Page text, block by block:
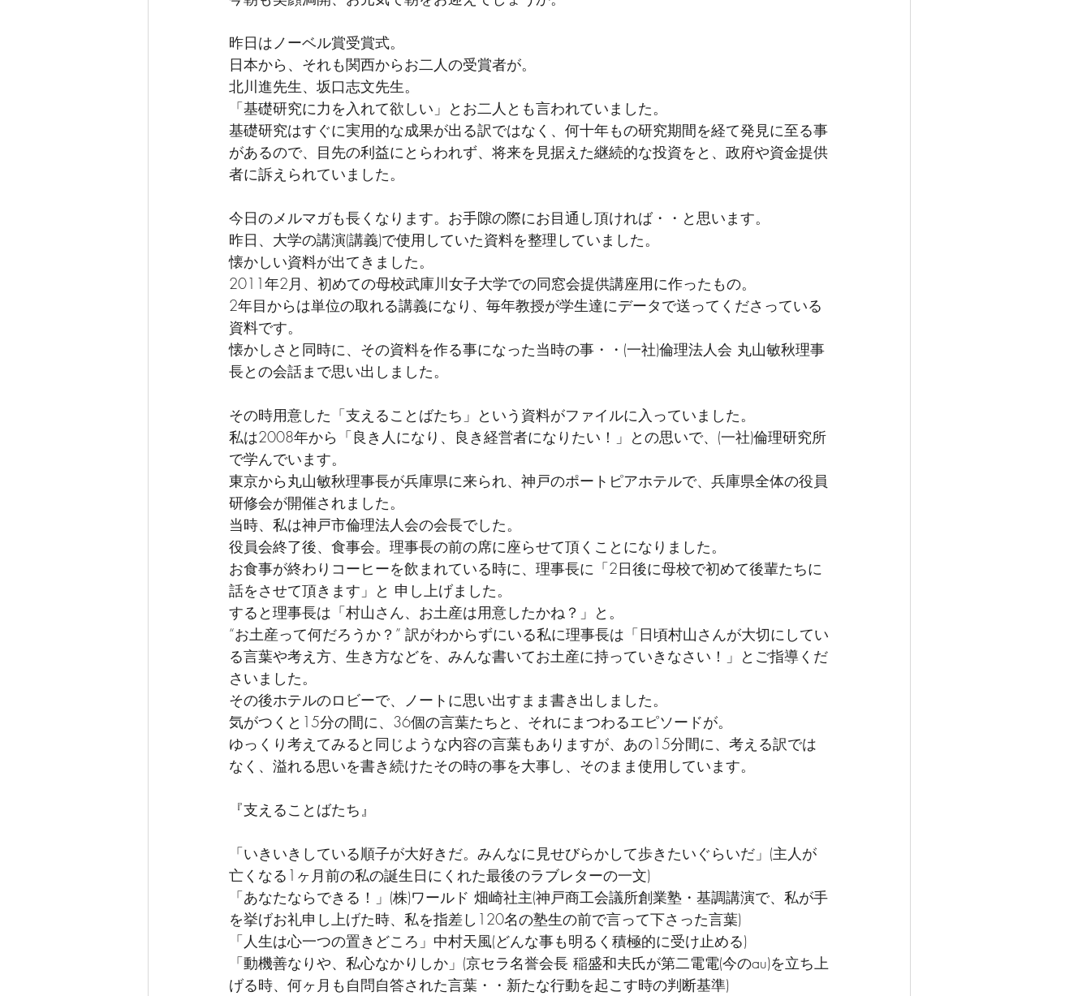
昨日はノーベル賞受賞式。
日本から、それも関西からお二人の受賞者が。
北川進先生、坂口志文先生。
「基礎研究に力を入れて欲しい」とお二人とも言われていました。
基礎研究はすぐに実用的な成果が出る訳ではなく、何十年もの研究期間を経て発見に至る事
があるので、目先の利益にとらわれず、将来を見据えた継続的な投資をと、政府や資金提供
者に訴えられていました。
今日のメルマガも長くなります。お手隙の際にお目通し頂ければ・・と思います。
昨日、大学の講演(講義)で使用していた資料を整理していました。
懐かしい資料が出てきました。
2011年2月、初めての母校武庫川女子大学での同窓会提供講座用に作ったもの。
2年目からは単位の取れる講義になり、毎年教授が学生達にデータで送ってくださっている
資料です。
懐かしさと同時に、その資料を作る事になった当時の事・・(一社)倫理法人会 丸山敏秋理事
長との会話まで思い出しました。
その時用意した「支えることばたち」という資料がファイルに入っていました。
私は2008年から「良き人になり、良き経営者になりたい！」との思いで、(一社)倫理研究所
で学んでいます。
東京から丸山敏秋理事長が兵庫県に来られ、神戸のポートピアホテルで、兵庫県全体の役員
研修会が開催されました。
当時、私は神戸市倫理法人会の会長でした。
役員会終了後、食事会。理事長の前の席に座らせて頂くことになりました。
お食事が終わりコーヒーを飲まれている時に、理事長に「2日後に母校で初めて後輩たちに
話をさせて頂きます」と 申し上げました。
すると理事長は「村山さん、お土産は用意したかね？」と。
“お土産って何だろうか？” 訳がわからずにいる私に理事長は「日頃村山さんが大切にしてい
る言葉や考え方、生き方などを、みんな書いてお土産に持っていきなさい！」とご指導くだ
さいました。
その後ホテルのロビーで、ノートに思い出すまま書き出しました。
気がつくと15分の間に、36個の言葉たちと、それにまつわるエピソードが。
ゆっくり考えてみると同じような内容の言葉もありますが、あの15分間に、考える訳では
なく、溢れる思いを書き続けたその時の事を大事し、そのまま使用しています。
『支えることばたち』
「いきいきしている順子が大好きだ。みんなに見せびらかして歩きたいぐらいだ」(主人が
亡くなる1ヶ月前の私の誕生日にくれた最後のラブレターの一文)
「あなたならできる！」(株)ワールド 畑崎社主(神戸商工会議所創業塾・基調講演で、私が手
を挙げお礼申し上げた時、私を指差し120名の塾生の前で言って下さった言葉)
「人生は心一つの置きどころ」中村天風(どんな事も明るく積極的に受け止める)
「動機善なりや、私心なかりしか」(京セラ名誉会長 稲盛和夫氏が第二電電(今のau)を立ち上
げる時、何ヶ月も自問自答された言葉・・新たな行動を起こす時の判断基準)